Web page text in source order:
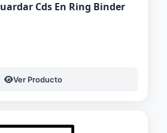
Cds En Ring Binder
Ver Producto